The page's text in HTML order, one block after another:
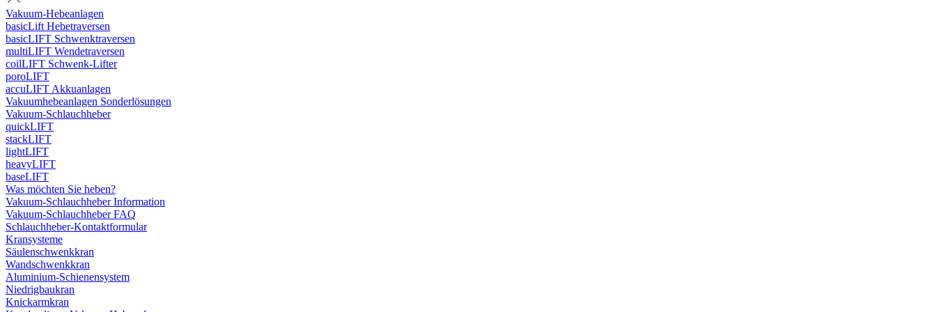
Vakuum-Hebeanlagen
basicLift Hebetraversen
basicLIFT Schwenktraversen
multiLIFT Wendetraversen
coilLIFT Schwenk-Lifter
poroLIFT
accuLIFT Akkuanlagen
Vakuumhebeanlagen Sonderlösungen
Vakuum-Schlauchheber
quickLIFT
stackLIFT
lightLIFT
heavyLIFT
baseLIFT
Was möchten Sie heben?
Vakuum-Schlauchheber Information
Vakuum-Schlauchheber FAQ
Schlauchheber-Kontaktformular
Kransysteme
Säulenschwenkkran
Wandschwenkkran
Aluminium-Schienensystem
Niedrigbaukran
Knickarmkran